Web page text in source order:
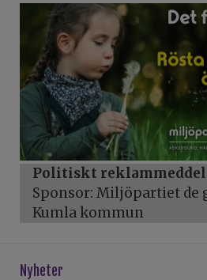
Politiskt
Sponsor: Miljöpartiet de
Kumla kommun
Nyheter